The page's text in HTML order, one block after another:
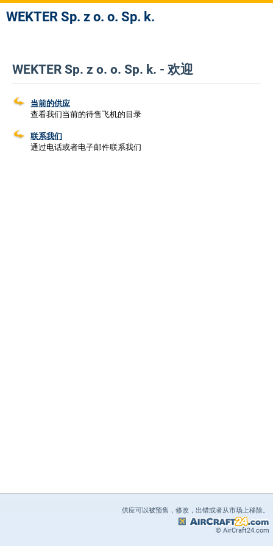
WEKTER Sp. z o. o. Sp. k.
WEKTER Sp. z o. o. Sp. k. - 欢迎
当前的供应
查看我们当前的待售飞机的目录
联系我们
通过电话或者电子邮件联系我们
供应可以被预售，修改，出错或者从市场上移除。
© AirCraft24.com